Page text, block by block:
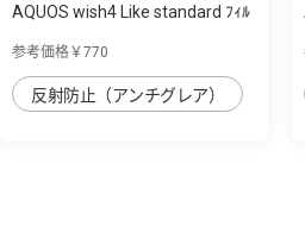
AQUOS wish4 Like standard ﾌｨﾙ
参考価格￥770
反射防止（アンチグレア）